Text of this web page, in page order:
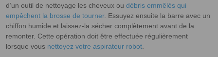
d’un outil de nettoyage les cheveux ou débris emmêlés qui
empêchent la brosse de tourner. Essuyez ensuite la barre avec un
chiffon humide et laissez-la sécher complètement avant de la
remonter. Cette opération doit être effectuée régulièrement
lorsque vous nettoyez votre aspirateur robot.